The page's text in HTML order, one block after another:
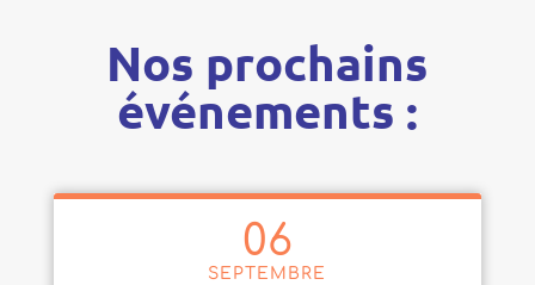
Nos prochains
événements :
06
SEPTEMBRE